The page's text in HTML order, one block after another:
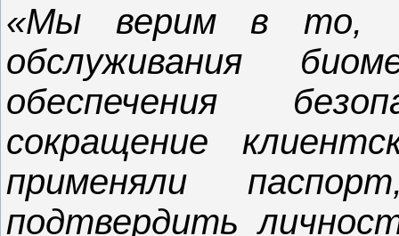
«Мы верим в то,
обслуживания
обеспечения
сокращение
применяли
подтвердить